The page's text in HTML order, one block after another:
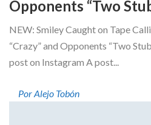
Opponents “Two
NEW: Smiley Caught on Tape
“Crazy” and Opponents “Two
post on Instagram A post...
Por Alejo Tobón